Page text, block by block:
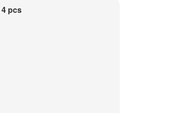
pcs